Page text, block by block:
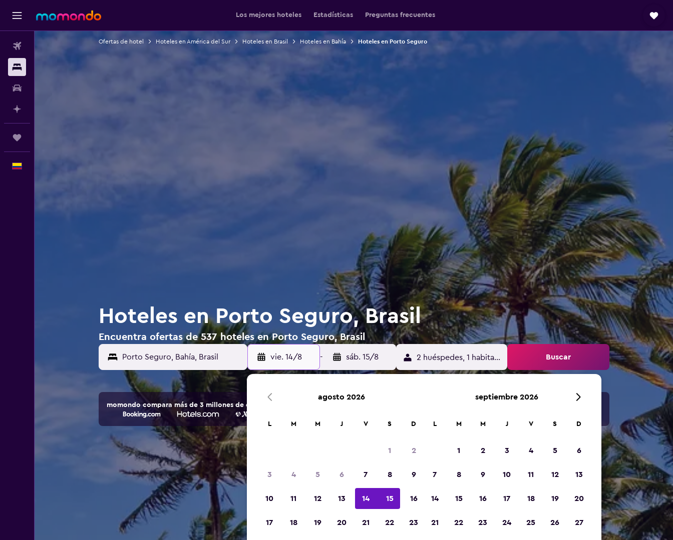
Los mejores hoteles Estadísticas Preguntas frecuentes
Ofertas de hotel Hoteles en América del Sur Hoteles en Brasil Hoteles en Bahía Hoteles en Porto Seguro
Hoteles en Porto Seguro, Brasil
Encuentra ofertas de 537 hoteles en Porto Seguro, Brasil
vie. 14/8 - sáb. 15/8 2 huéspedes, 1 habitación Buscar
momondo compara más de 3 millones de opciones de hoteles y alojamientos.
agosto 2026
L M M J V S D
1 2
3 4 5 6 7 8 9
10 11 12 13 14 15 16
17 18 19 20 21 22 23
septiembre 2026
L M M J V S D
1 2 3 4 5 6
7 8 9 10 11 12 13
14 15 16 17 18 19 20
21 22 23 24 25 26 27